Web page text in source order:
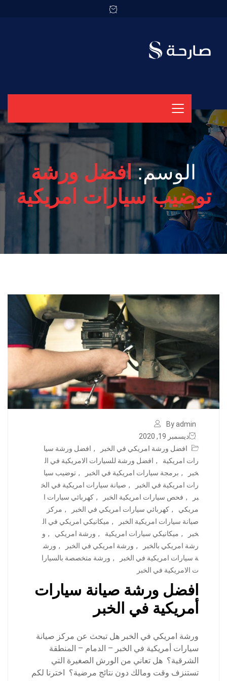
الوسم:افضل ورشة
توضيب سيارات امريكية
By admin
ديسمبر 19, 2020
افضل ورشة امريكي في الخبر
, افضل ورشة سيا
رات امريكية
, افضل ورشة للسيارات الامريكية في ال
خبر
, برمجة سيارات امريكية في الخبر , توضيب سيا
رات امريكية في الخبر
, صيانة سيارات امريكية في الخ
بر
, فحص سيارات امريكية الخبر , كهربائي سيارات ا
مريكي
, كهربائي سيارات امريكي في الخبر , مركز
صيانة سيارات امريكية الخبر
, ميكانيكي امريكي في ال
خبر
, ميكانيكي سيارات امريكية , ورشة امريكي , و
رشة امريكي بالخبر
, ورشة امريكي في الخبر , ورش
ة سيارات امريكية في الخبر
, ورشة متخصصة بالسيارا
ت الامريكية في الخبر
افضل ورشة صيانة سيارات
أمريكية في الخبر
ورشة امريكي في الخبر هل تبحث عن مركز صيانة
سيارات أمريكية في الخبر – الدمام – المنطقة
الشرقية؟ هل تعاني من الورش الصغيرة التي
تستنزف وقت ومالك دون نتائج مرضية؟ اخترنا لكم